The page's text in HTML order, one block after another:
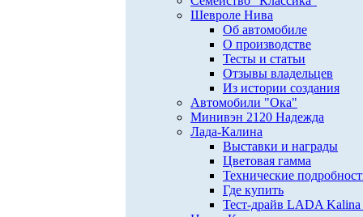
Шевроле Нива
Об автомобиле
О производстве
Тесты и статьи
Отзывы владельцев
Из истории создания
Автомобили "Ока"
Минивэн 2120 Надежда
Лада-Калина
Выставки и награды
Цветовая гамма
Технические
Где купить
Тест-драйв LADA Kalina